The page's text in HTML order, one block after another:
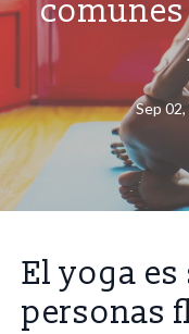
Sep
El yoga
personas